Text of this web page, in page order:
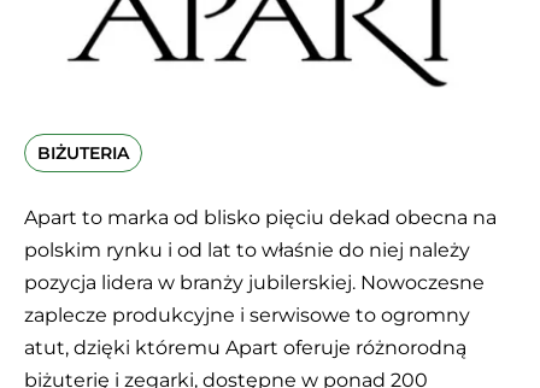
BIŻUTERIA
Apart to marka od blisko pięciu dekad obecna na
polskim rynku i od lat to właśnie do niej należy
pozycja lidera w branży jubilerskiej. Nowoczesne
zaplecze produkcyjne i serwisowe to ogromny
atut, dzięki któremu Apart oferuje różnorodną
biżuterię i zegarki, dostępne w ponad 200